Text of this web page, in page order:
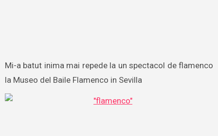
Mi-a batut inima mai repede la un spectacol de flamenco
la Museo del Baile Flamenco in Sevilla